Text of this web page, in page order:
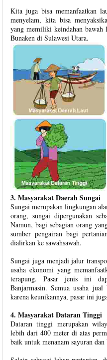
Kita juga bisa memanfaatkan
menyelam, kita bisa
yang memiliki keindahan bawah
Bunaken di Sulawesi Utara.
3. Masyarakat Daerah Sungai
Sungai merupakan lingkungan
orang, sungai dipergunakan
Namun, bagi sebagian orang
sumber pengairan bagi
dialirkan ke sawahsawah.
Sungai juga menjadi jalur
usaha ekonomi yang
terapung. Pasar jenis ini
Banjarmasin. Semua usaha
karena keunikannya, pasar ini
4. Masyarakat Dataran Tinggi
Dataran tinggi merupakan
lebih dari 400 meter di atas
baik untuk menanam sayuran dan